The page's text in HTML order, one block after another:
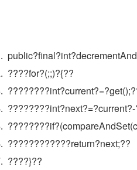
????for?(;;)?{??
????????????return?next;??
????}??